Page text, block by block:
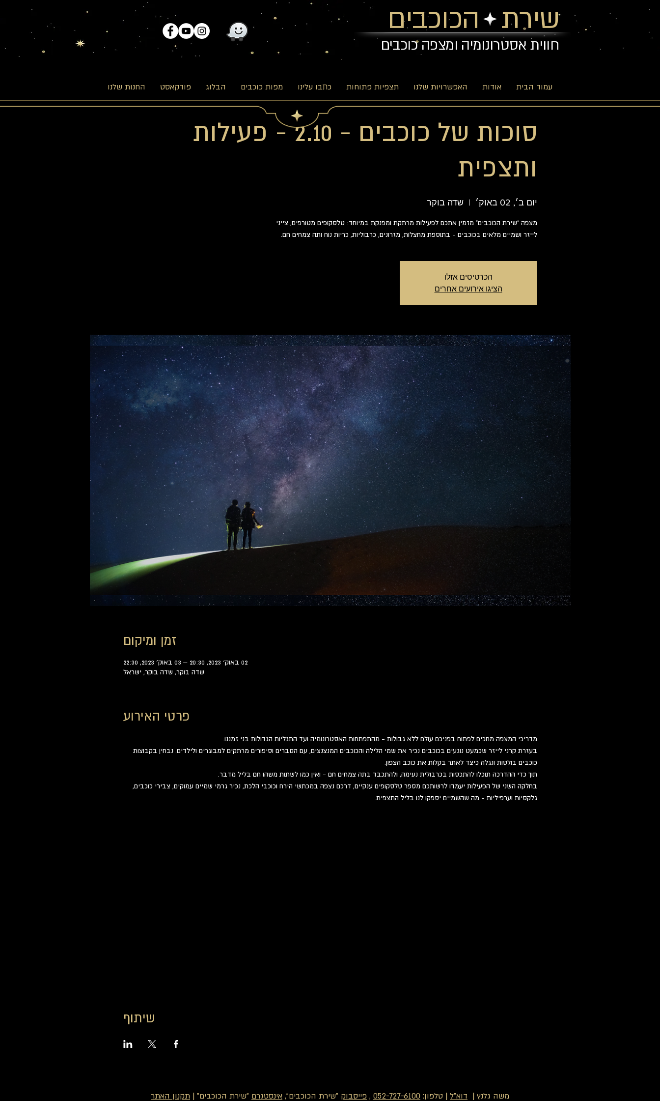
שירת הכוכבים
חווית אסטרונומיה ומצפה כוכבים
עמוד הבית אודות האפשרויות שלנו תצפיות פתוחות כתבו עלינו מפות כוכבים הבלוג פודקאסט החנות שלנו
סוכות של כוכבים - 2.10 - פעילות
ותצפית
יום ב׳, 02 באוק׳
  |
שדה בוקר
מצפה "שירת הכוכבים" מזמין אתכם לפעילות מרתקת ומפנקת במיוחד: טלסקופים מטורפים, צייני
לייזר ושמיים מלאים בכוכבים - בתוספת מחצלות, מזרונים, כרבוליות, כריות נוח ותה צמחים חם.
הכרטיסים אזלו
הציגו אירועים אחרים
זמן ומיקום
02 באוק׳ 2023, 20:30 – 03 באוק׳ 2023, 22:30
שדה בוקר, שדה בוקר, ישראל
פרטי האירוע
מדריכי המצפה מחכים לפתוח בפניכם עולם ללא גבולות - מהתפתחות האסטרונומיה ועד התגליות הגדולות בני זמננו.
בעזרת קרני לייזר שכמעט נוגעים בכוכבים נכיר את שמי הלילה והכוכבים המנצנצים, עם הסברים וסיפורים מרתקים למבוגרים ולילדים. נבחין בקבוצות
כוכבים בולטות ונגלה כיצד לאתר בקלות את כוכב הצפון.
תוך כדי ההדרכה תוכלו להתכסות בכרבולית נעימה, ולהתכבד בתה צמחים חם - ואין כמו לשתות משהו חם בליל מדבר.
בחלקה השני של הפעילות יעמדו לרשותכם מספר טלסקופים ענקיים, דרכם נצפה במכתשי הירח וכוכבי הלכת, נכיר גרמי שמיים עמוקים, צבירי כוכבים,
גלקסיות וערפיליות - מה שהשמיים יספקו לנו בליל התצפית.
שיתוף
משה גלנץ | דוא"ל | טלפון: 052-727-6100
, פייסבוק "שירת הכוכבים", אינסטגרם "שירת הכוכבים" | תקנון האתר